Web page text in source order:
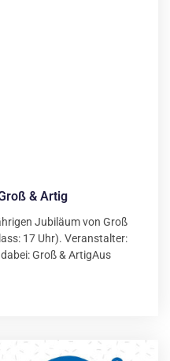
& Artig
Jubiläum von Groß
17 Uhr). Veranstalter:
Groß & ArtigAus